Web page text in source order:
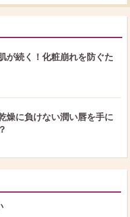
が続く！化粧崩れを防ぐた
燥に負けない潤い唇を手に